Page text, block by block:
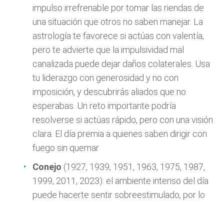
impulso irrefrenable por tomar las riendas de
una situación que otros no saben manejar. La
astrología te favorece si actúas con valentía,
pero te advierte que la impulsividad mal
canalizada puede dejar daños colaterales. Usa
tu liderazgo con generosidad y no con
imposición, y descubrirás aliados que no
esperabas. Un reto importante podría
resolverse si actúas rápido, pero con una visión
clara. El día premia a quienes saben dirigir con
fuego sin quemar
Conejo (1927, 1939, 1951, 1963, 1975, 1987,
1999, 2011, 2023): el ambiente intenso del día
puede hacerte sentir sobreestimulado, por lo